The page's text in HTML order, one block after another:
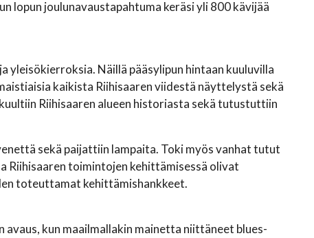
lopun joulunavaustapahtuma keräsi yli 800 kävijää
Näillä pääsylipun hintaan kuuluvilla
kaikista Riihisaaren viidestä näyttelystä sekä
Riihisaaren alueen historiasta sekä tutustuttiin
sekä paijattiin lampaita. Toki myös vanhat tutut
toimintojen kehittämisessä olivat
toteuttamat kehittämishankkeet.
kun maailmallakin mainetta niittäneet blues-